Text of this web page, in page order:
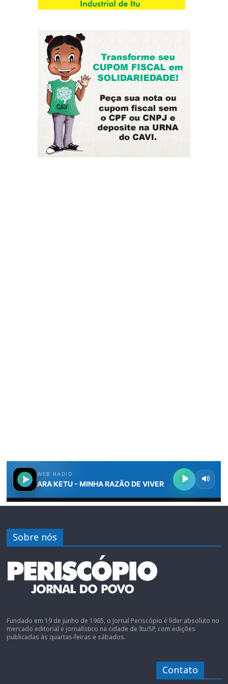
Sobre nós
Fundado em 19 de junho de 1965, o Jornal Periscópio é líder absoluto no
mercado editorial e jornalístico na cidade de Itu/SP, com edições
publicadas às quartas-feiras e sábados.
Contato